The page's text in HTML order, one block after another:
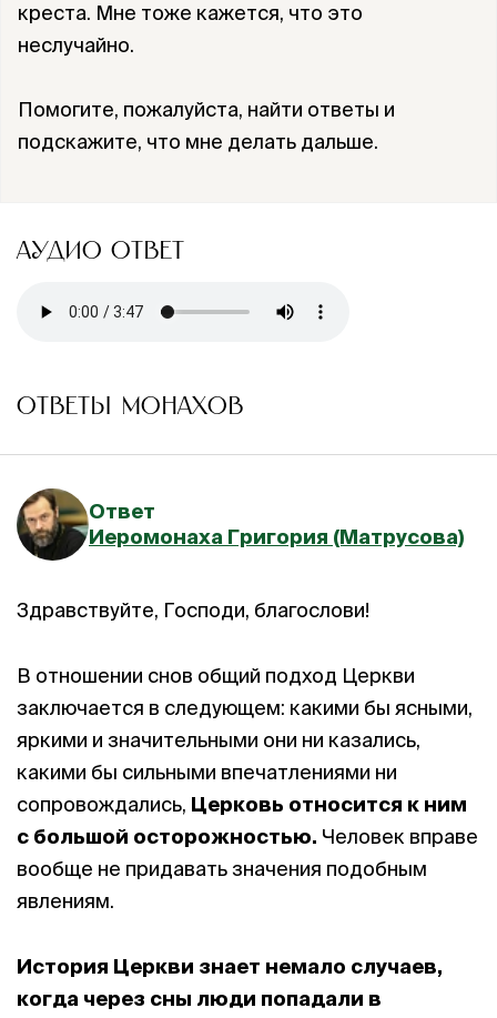
креста. Мне тоже кажется, что это
неслучайно.
Помогите, пожалуйста, найти ответы и
подскажите, что мне делать дальше.
АУДИО ОТВЕТ
ОТВЕТЫ МОНАХОВ
Ответ
Иеромонаха Григория (Матрусова)
Здравствуйте, Господи, благослови!
В отношении снов общий подход Церкви
заключается в следующем: какими бы ясными,
яркими и значительными они ни казались,
какими бы сильными впечатлениями ни
сопровождались, Церковь относится к ним
с большой осторожностью. Человек вправе
вообще не придавать значения подобным
явлениям.
История Церкви знает немало случаев,
когда через сны люди попадали в